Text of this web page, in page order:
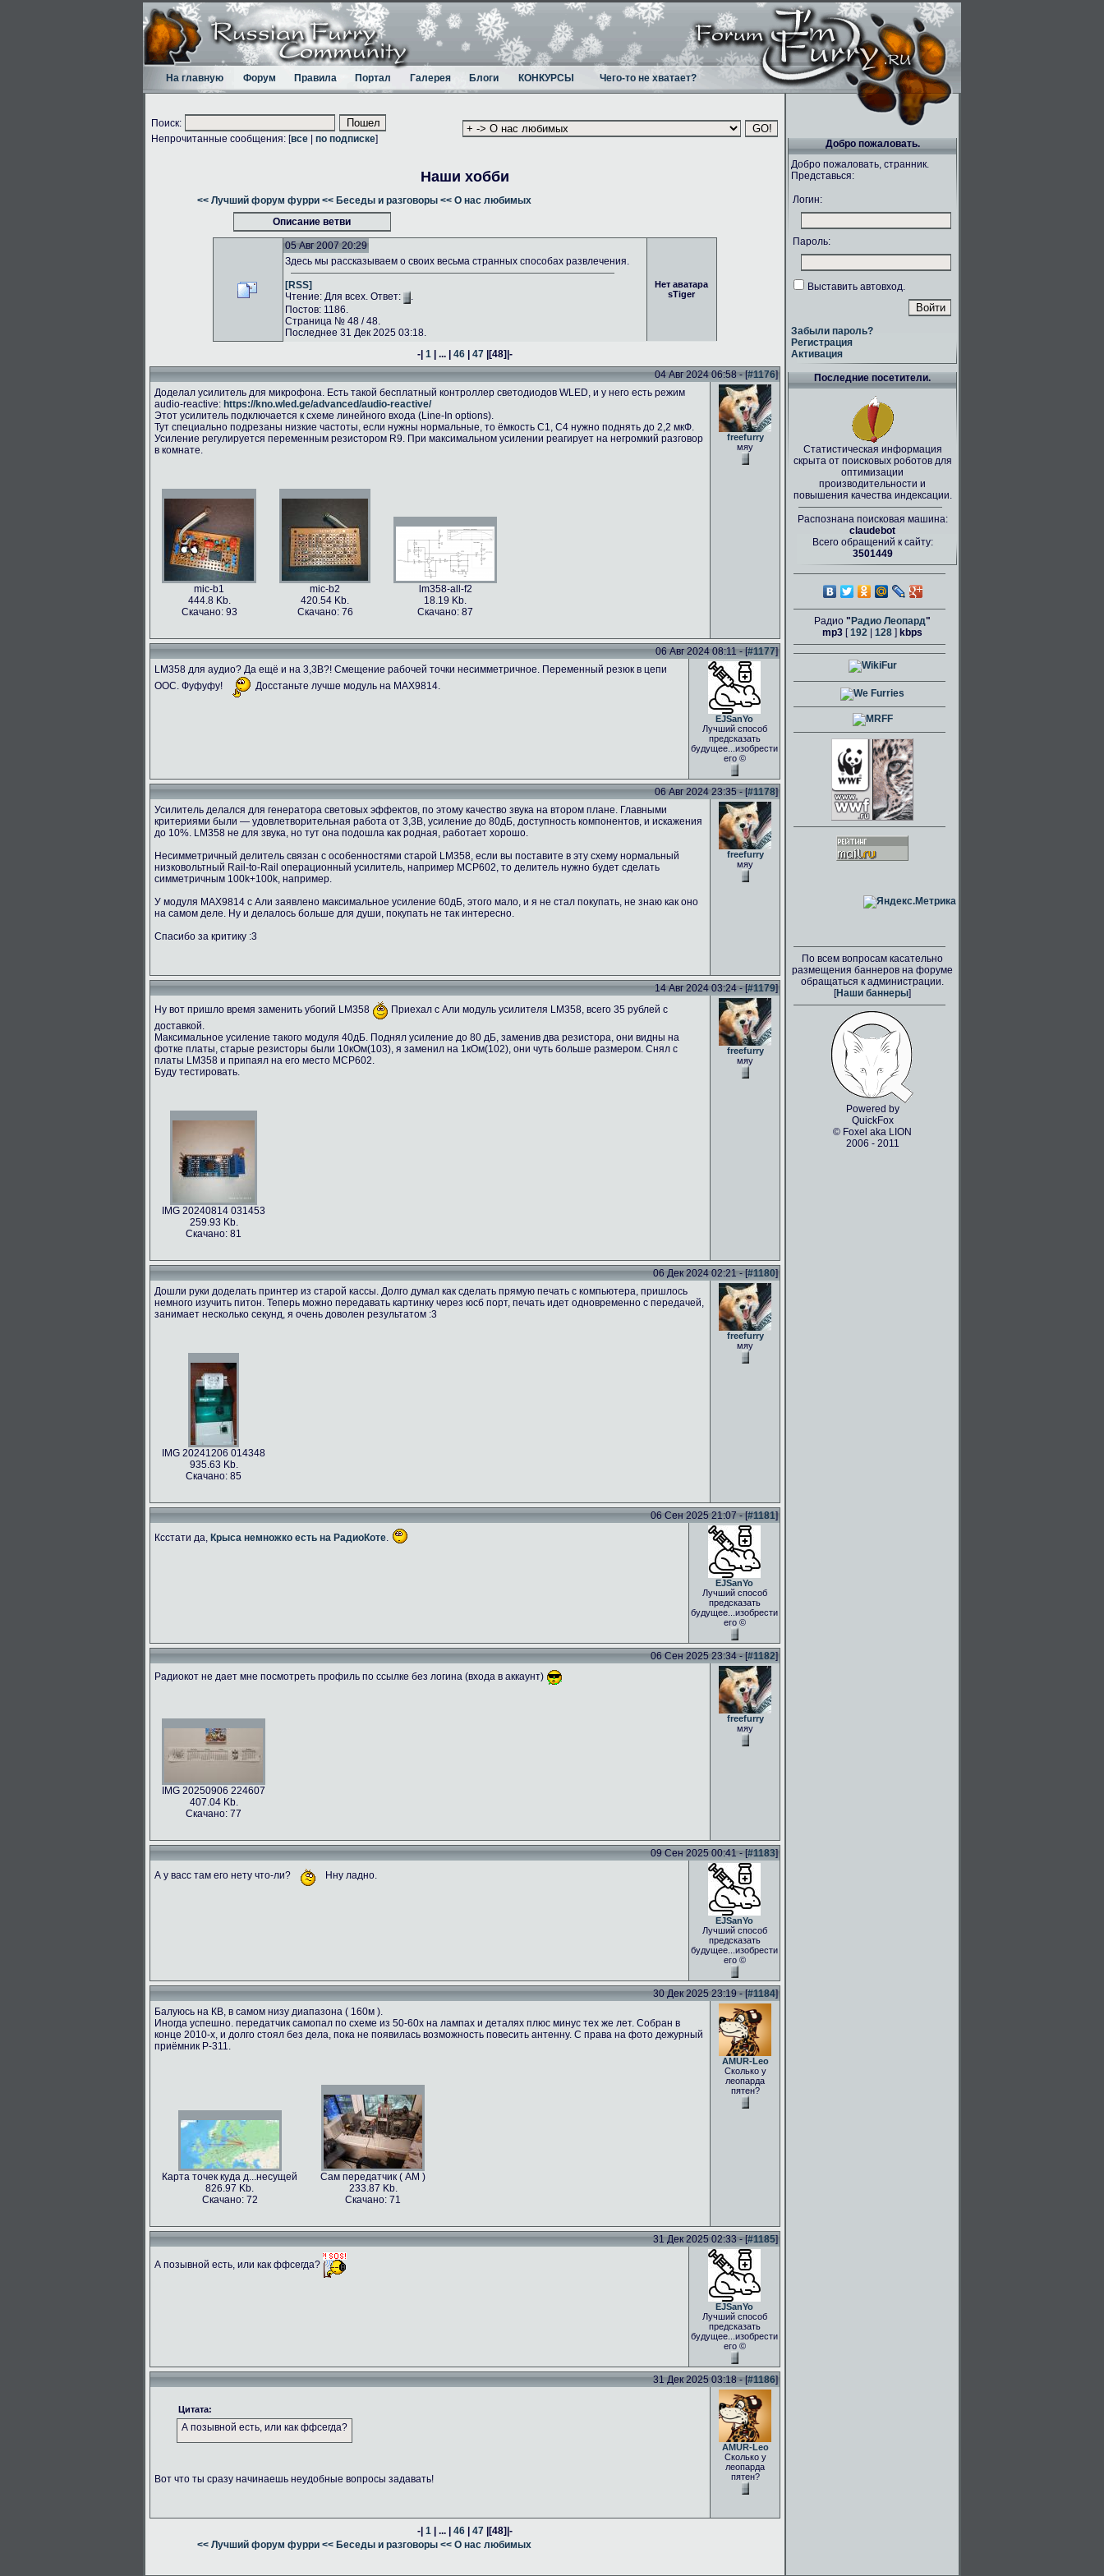
На главную Форум Правила Портал Галерея Блоги КОНКУРСЫ Чего-то не хватает?
Поиск:
Непрочитанные сообщения: [все по подписке]
Наши хобби
<< Лучший форум фурри << Беседы и разговоры << О нас любимых
Описание ветви
05 Авг 2007 20:29
Нет аватара
sTiger
Здесь мы рассказываем о своих весьма странных способах развлечения.
[RSS]
Чтение: Для всех. Ответ:
.
Постов: 1186.
Страница № 48 / 48.
Последнее 31 Дек 2025 03:18.
-| 1 | ... | 46 | 47 |[48]|-
04 Авг 2024 06:58 - [#1176]
Доделал усилитель для микрофона. Есть такой бесплатный контроллер светодиодов WLED, и у него есть режим
audio-reactive: https://kno.wled.ge/advanced/audio-reactive/
Этот усилитель подключается к схеме линейного входа (Line-In options).
Тут специально подрезаны низкие частоты, если нужны нормальные, то ёмкость C1, C4 нужно поднять до 2,2 мкФ.
Усиление регулируется переменным резистором R9. При максимальном усилении реагирует на негромкий разговор
в комнате.
mic-b1
444.8 Kb.
Скачано: 93
mic-b2
420.54 Kb.
Скачано: 76
lm358-all-f2
18.19 Kb.
Скачано: 87
freefurry
мяу
06 Авг 2024 08:11 - [#1177]
LM358 для аудио? Да ещё и на 3,3В?! Смещение рабочей точки несимметричное. Переменный резюк в цепи
ООС. Фуфуфу!
Досстаньте лучше модуль на MAX9814.
EJSanYo
Лучший способ
предсказать
будущее...изобрести
его ©
06 Авг 2024 23:35 - [#1178]
Усилитель делался для генератора световых эффектов, по этому качество звука на втором плане. Главными
критериями были — удовлетворительная работа от 3,3В, усиление до 80дБ, доступность компонентов, и искажения
до 10%. LM358 не для звука, но тут она подошла как родная, работает хорошо.
Несимметричный делитель связан с особенностями старой LM358, если вы поставите в эту схему нормальный
низковольтный Rail-to-Rail операционный усилитель, например MCP602, то делитель нужно будет сделать
симметричным 100k+100k, например.
У модуля MAX9814 с Али заявлено максимальное усиление 60дБ, этого мало, и я не стал покупать, не знаю как оно
на самом деле. Ну и делалось больше для души, покупать не так интересно.
Спасибо за критику :3
freefurry
мяу
14 Авг 2024 03:24 - [#1179]
Ну вот пришло время заменить убогий LM358
Приехал с Али модуль усилителя LM358, всего 35 рублей с
доставкой.
Максимальное усиление такого модуля 40дБ. Поднял усиление до 80 дБ, заменив два резистора, они видны на
фотке платы, старые резисторы были 10кОм(103), я заменил на 1кОм(102), они чуть больше размером. Снял с
платы LM358 и припаял на его место MCP602.
Буду тестировать.
IMG 20240814 031453
259.93 Kb.
Скачано: 81
freefurry
мяу
06 Дек 2024 02:21 - [#1180]
Дошли руки доделать принтер из старой кассы. Долго думал как сделать прямую печать с компьютера, пришлось
немного изучить питон. Теперь можно передавать картинку через юсб порт, печать идет одновременно с передачей,
занимает несколько секунд, я очень доволен результатом :3
IMG 20241206 014348
935.63 Kb.
Скачано: 85
freefurry
мяу
06 Сен 2025 21:07 - [#1181]
Ксстати да, Крыса немножко есть на РадиоКоте
EJSanYo
Лучший способ
предсказать
будущее...изобрести
его ©
06 Сен 2025 23:34 - [#1182]
Радиокот не дает мне посмотреть профиль по ссылке без логина (входа в аккаунт)
IMG 20250906 224607
407.04 Kb.
Скачано: 77
freefurry
мяу
09 Сен 2025 00:41 - [#1183]
А у васс там его нету что-ли?
Нну ладно.
EJSanYo
Лучший способ
предсказать
будущее...изобрести
его ©
30 Дек 2025 23:19 - [#1184]
Балуюсь на КВ, в самом низу диапазона ( 160м ).
Иногда успешно. передатчик самопал по схеме из 50-60х на лампах и деталях плюс минус тех же лет. Собран в
конце 2010-х, и долго стоял без дела, пока не появилась возможность повесить антенну. С права на фото дежурный
приёмник Р-311.
Карта точек куда д...несущей
826.97 Kb.
Скачано: 72
Сам передатчик ( АМ )
233.87 Kb.
Скачано: 71
AMUR-Leo
Сколько у
леопарда
пятен?
31 Дек 2025 02:33 - [#1185]
А позывной есть, или как ффсегда?
EJSanYo
Лучший способ
предсказать
будущее...изобрести
его ©
31 Дек 2025 03:18 - [#1186]
Цитата:
А позывной есть, или как ффсегда?
Вот что ты сразу начинаешь неудобные вопросы задавать!
AMUR-Leo
Сколько у
леопарда
пятен?
-| 1 | ... | 46 | 47 |[48]|-
<< Лучший форум фурри << Беседы и разговоры << О нас любимых
Добро пожаловать.
Добро пожаловать, странник.
Представься:
Логин:
Пароль:
Выставить автовход.
Забыли пароль?
Регистрация
Активация
Последние посетители.
Статистическая информация
скрыта от поисковых роботов для
оптимизации
производительности и
повышения качества индексации.
Распознана поисковая машина:
claudebot
Всего обращений к сайту:
3501449
Радио " Радио Леопард"
mp3 [192 128 ] kbps
По всем вопросам касательно
размещения баннеров на форуме
обращаться к администрации.
[Наши баннеры]
Powered by
QuickFox
© Foxel aka LION
2006 - 2011